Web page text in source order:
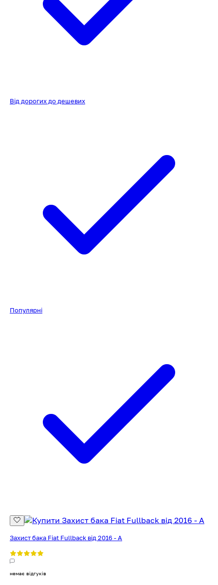
Від дорогих до дешевих
Популярні
Захист бака Fiat Fullback від 2016 - A
немає відгуків